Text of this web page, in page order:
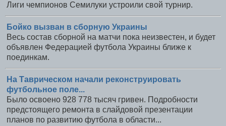
Лиги чемпионов Семилуки устроили свой турнир.
Бойко вызван в сборную Украины
Весь состав сборной на матчи пока неизвестен, и будет
объявлен Федерацией футбола Украины ближе к
поединкам.
На Таврическом начали реконструировать
футбольное поле...
Было освоено 928 778 тысяч гривен. Подробности
предстоящего ремонта в слайдовой презентации
планов по развитию футбола в области...